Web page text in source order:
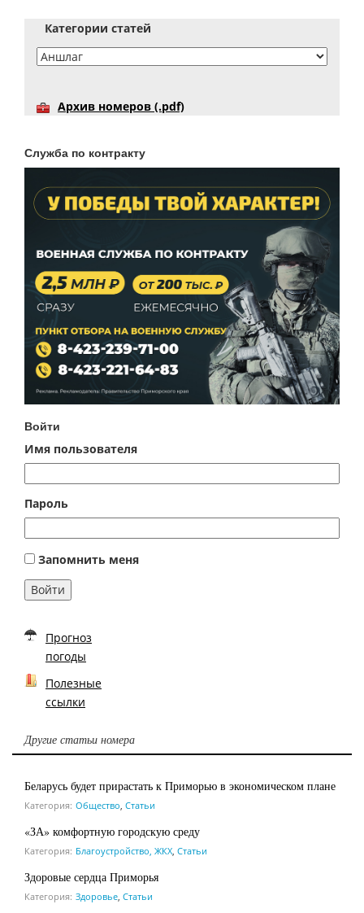
Категории статей
Архив номеров (.pdf)
Служба по контракту
Войти
Имя пользователя
Пароль
Запомнить меня
Войти
Прогноз
погоды
Полезные
ссылки
Другие статьи номера
Беларусь будет прирастать к Приморью в экономическом плане
Категория: Общество Статьи
«ЗА» комфортную городскую среду
Категория: Благоустройство, ЖКХ Статьи
Здоровые сердца Приморья
Категория: Здоровье Статьи